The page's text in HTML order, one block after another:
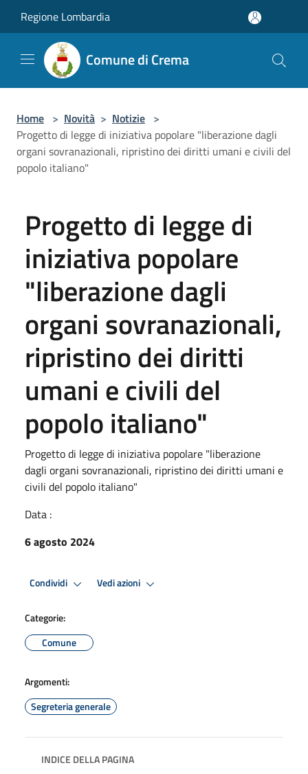
Regione Lombardia
Comune di Crema
Home > Novità > Notizie >
Progetto di legge di iniziativa popolare "liberazione dagli
organi sovranazionali, ripristino dei diritti umani e civili del
popolo italiano"
Progetto di legge di
iniziativa popolare
"liberazione dagli
organi sovranazionali,
ripristino dei diritti
umani e civili del
popolo italiano"
Progetto di legge di iniziativa popolare "liberazione
dagli organi sovranazionali, ripristino dei diritti umani e
civili del popolo italiano"
Data :
6 agosto 2024
Condividi Vedi azioni
Categorie:
Comune
Argomenti:
Segreteria generale
INDICE DELLA PAGINA